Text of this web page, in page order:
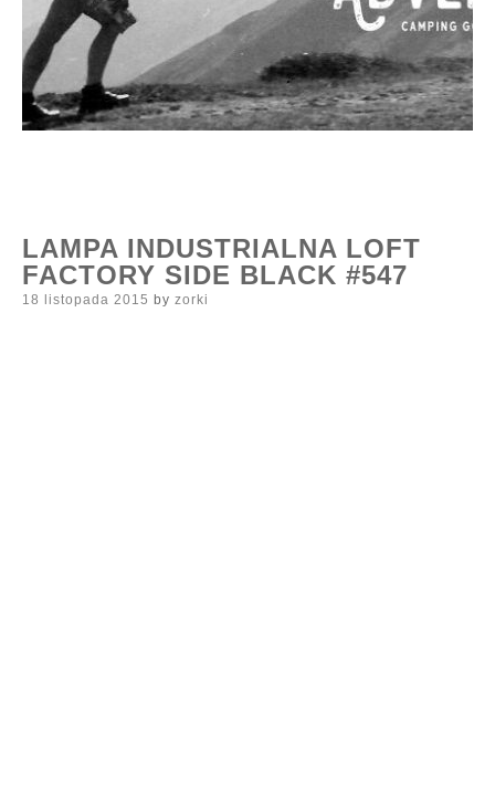
LAMPA INDUSTRIALNA LOFT
FACTORY SIDE BLACK #547
Posted
18 listopada 2015 by zorki